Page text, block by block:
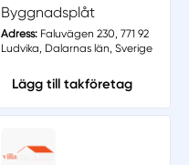
Byggnadsplåt
Adress:Faluvägen 230, 771 92
Ludvika, Dalarnas län, Sverige
Lägg till takföretag